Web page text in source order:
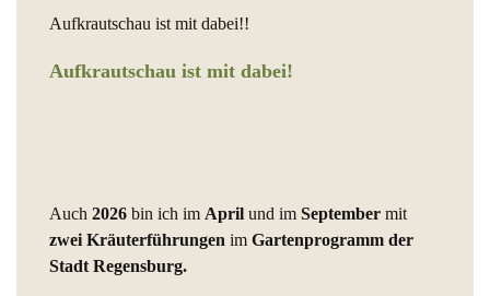
Aufkrautschau ist mit dabei!!
Aufkrautschau ist mit dabei!
Auch 2026 bin ich im April und im September mit
zwei Kräuterführungen im Gartenprogramm der
Stadt Regensburg.